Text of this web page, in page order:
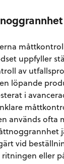
uppfyller
av
löpande
i
används ofta
vid
ritningen eller